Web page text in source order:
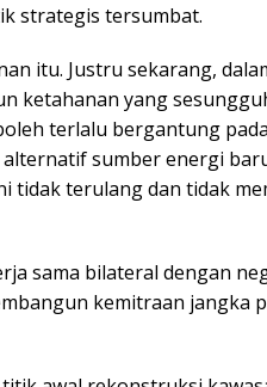
strategis tersumbat.
itu. Justru sekarang,
ketahanan yang
terlalu bergantung
sumber energi
tidak terulang dan tidak
sama bilateral dengan
kemitraan jangka